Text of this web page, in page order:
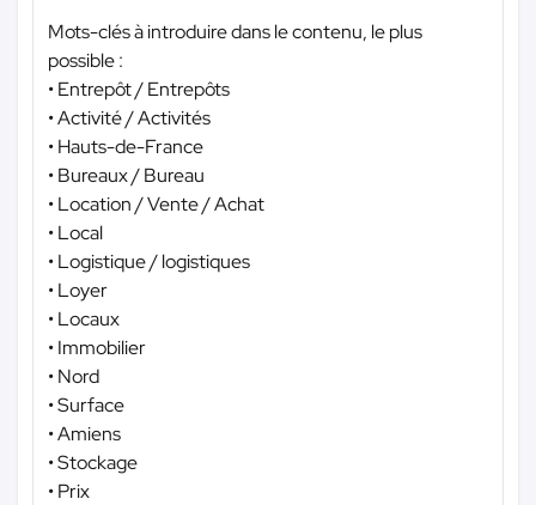
Mots-clés à introduire dans le contenu, le plus
possible :
• Entrepôt / Entrepôts
• Activité / Activités
• Hauts-de-France
• Bureaux / Bureau
• Location / Vente / Achat
• Local
• Logistique / logistiques
• Loyer
• Locaux
• Immobilier
• Nord
• Surface
• Amiens
• Stockage
• Prix